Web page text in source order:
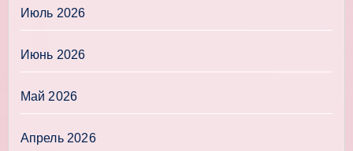
Июль 2026
Июнь 2026
Май 2026
Апрель 2026